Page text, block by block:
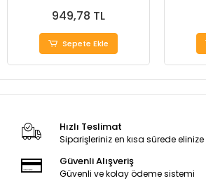
949,78 TL
Sepete Ekle
Hızlı Teslimat
Siparişleriniz en kısa sürede elinize
Güvenli Alışveriş
Güvenli ve kolay ödeme sistemi